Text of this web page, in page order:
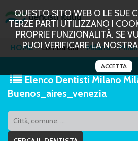
QUESTO SITO WEB O LE SUE
TERZE PARTI UTILIZZANO I
PROPRIE FUNZIONALITÀ. SE
PUOI VERIFICARE LA
ACCETTA
HOME Lombardia Milano
Elenco Dentisti Milano
Buenos_aires_venezia